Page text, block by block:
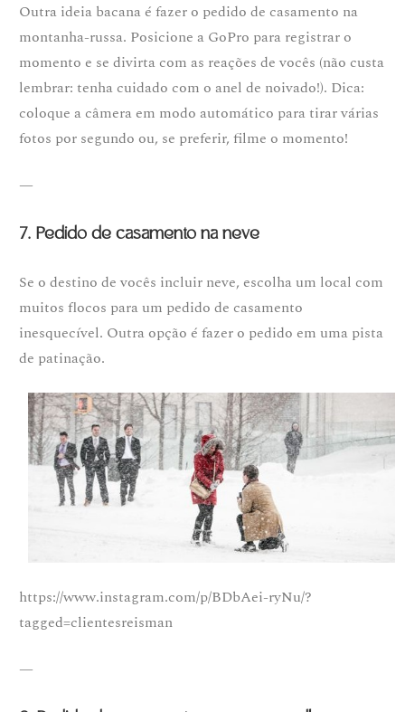
Outra ideia bacana é fazer o pedido de casamento na
montanha-russa. Posicione a GoPro para registrar o
momento e se divirta com as reações de vocês (não custa
lembrar: tenha cuidado com o anel de noivado!). Dica:
coloque a câmera em modo automático para tirar várias
fotos por segundo ou, se preferir, filme o momento!
—
7. Pedido de casamento na neve
Se o destino de vocês incluir neve, escolha um local com
muitos flocos para um pedido de casamento
inesquecível. Outra opção é fazer o pedido em uma pista
de patinação.
https://www.instagram.com/p/BDbAei-ryNu/?
tagged=clientesreisman
—